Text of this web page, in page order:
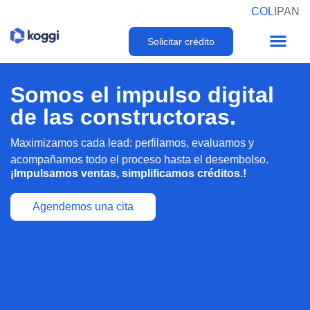
COL PAN
Solicitar crédito
Somos el impulso digital
de las constructoras.
Maximizamos cada lead: perfilamos, evaluamos y
acompañamos todo el proceso hasta el desembolso.
¡Impulsamos ventas, simplificamos créditos.!
Agendemos una cita